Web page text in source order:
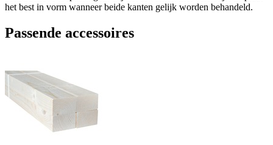
het best in vorm wanneer beide kanten gelijk worden behandeld.
Passende accessoires